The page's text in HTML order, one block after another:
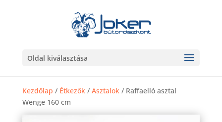
Oldal kiválasztása
Kezdőlap / Étkezők/ Asztalok/ Raffaelló asztal
Wenge 160 cm